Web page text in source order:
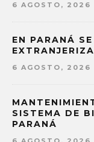
6 AGOSTO, 2026
EN PARANÁ
6 AGOSTO, 2026
SISTEMA DE
PARANÁ